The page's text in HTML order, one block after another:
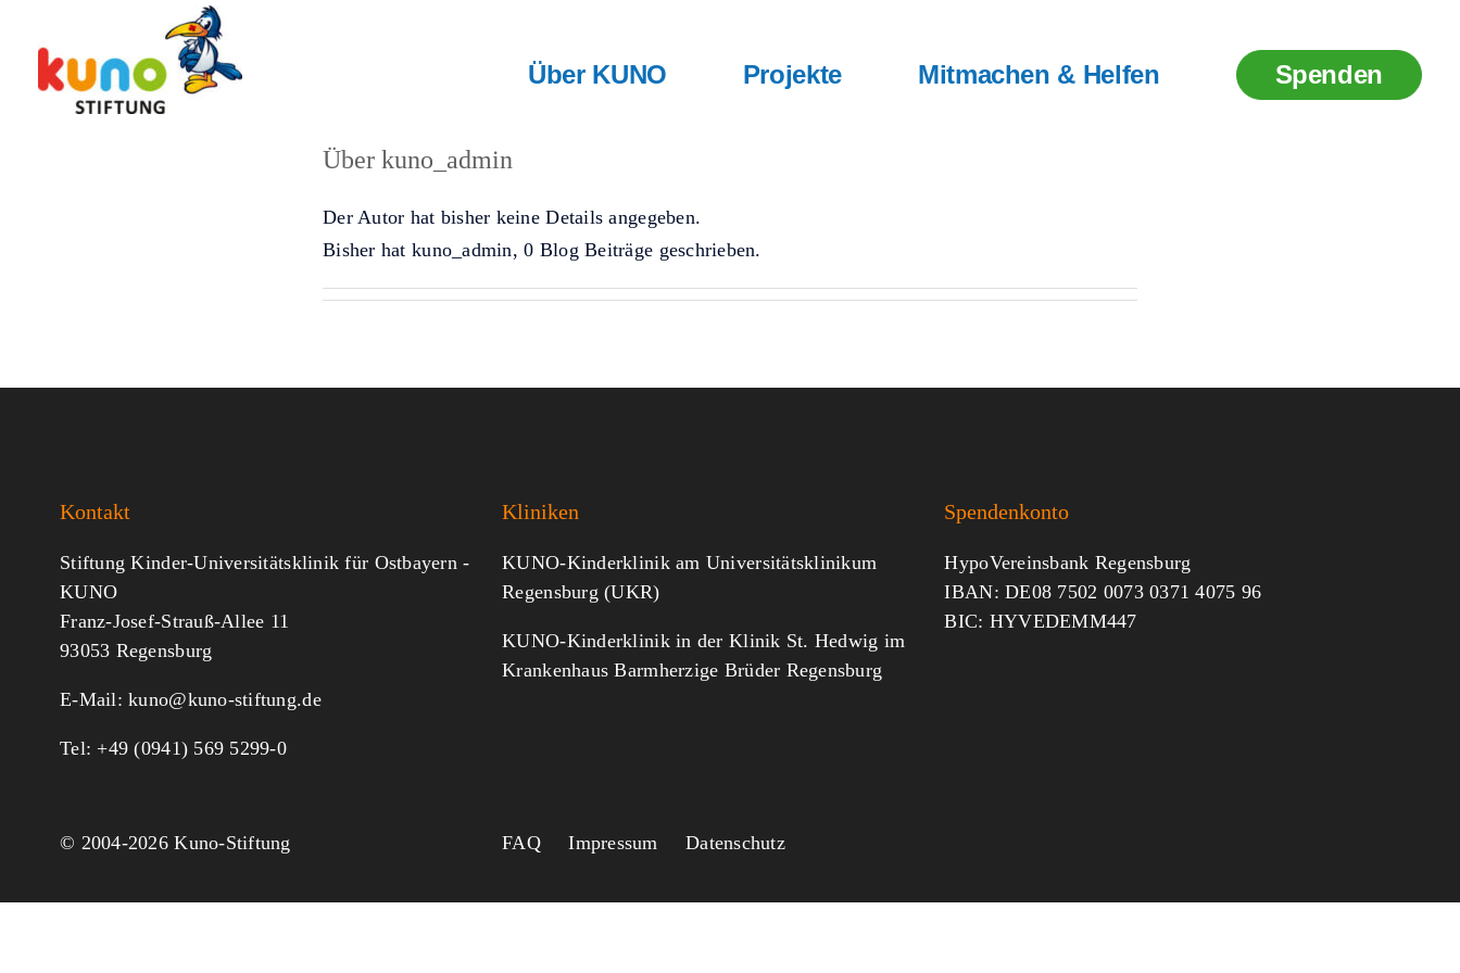
content
Über KUNO Projekte Mitmachen & Helfen Spenden
Über kuno_admin
Der Autor hat bisher keine Details angegeben.
Bisher hat kuno_admin, 0 Blog Beiträge geschrieben.
Kontakt
Stiftung Kinder-Universitätsklinik für Ostbayern -
KUNO
Franz-Josef-Strauß-Allee 11
93053 Regensburg
E-Mail:kuno@kuno-stiftung.de
Tel: +49 (0941) 569 5299-0
Kliniken
KUNO-Kinderklinik am Universitätsklinikum
Regensburg (UKR)
KUNO-Kinderklinik in der Klinik St. Hedwig im
Krankenhaus Barmherzige Brüder Regensburg
Spendenkonto
HypoVereinsbank Regensburg
IBAN: DE08 7502 0073 0371 4075 96
BIC: HYVEDEMM447
© 2004-2026 Kuno-Stiftung FAQ Impressum Datenschutz